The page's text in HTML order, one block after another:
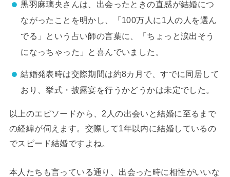
黒羽麻璃央さんは、出会ったときの直感が結婚につ
ながったことを明かし、「100万人に1人の人を選ん
でる」という占い師の言葉に、「ちょっと涙出そう
になっちゃった」と喜んでいました。
結婚発表時は交際期間は約8カ月で、すでに同居して
おり、挙式・披露宴を行うかどうかは未定でした。
以上のエピソードから、2人の出会いと結婚に至るまで
の経緯が伺えます。交際して1年以内に結婚しているの
でスピード結婚ですよね。
本人たちも言っている通り、出会った時に相性がいいな